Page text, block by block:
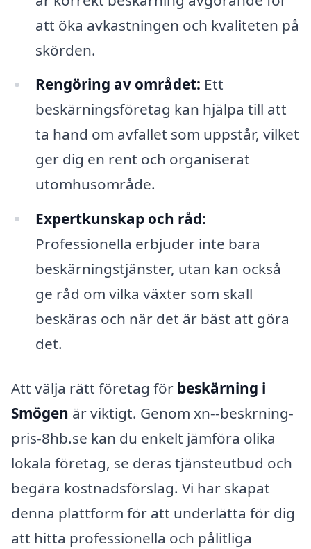
att öka avkastningen och kvaliteten på
skörden.
Rengöring av området: Ett
beskärningsföretag kan hjälpa till att
ta hand om avfallet som uppstår, vilket
ger dig en rent och organiserat
utomhusområde.
Expertkunskap och råd:
Professionella erbjuder inte bara
beskärningstjänster, utan kan också
ge råd om vilka växter som skall
beskäras och när det är bäst att göra
det.
Att välja rätt företag för beskärning i
Smögen är viktigt. Genom xn--beskrning-
pris-8hb.se kan du enkelt jämföra olika
lokala företag, se deras tjänsteutbud och
begära kostnadsförslag. Vi har skapat
denna plattform för att underlätta för dig
att hitta professionella och pålitliga